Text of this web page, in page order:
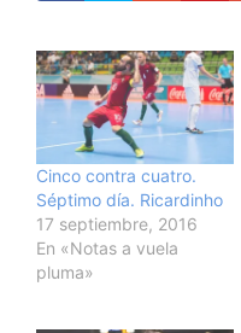
Cinco contra cuatro.
Séptimo día. Ricardinho
17 septiembre, 2016
En «Notas a vuela
pluma»